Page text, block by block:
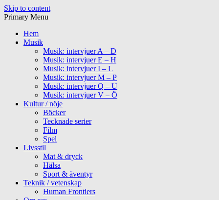
Skip to content
Primary Menu
Hem
Musik
Musik: intervjuer A – D
Musik: intervjuer E – H
Musik: intervjuer I – L
Musik: intervjuer M – P
Musik: intervjuer Q – U
Musik: intervjuer V – Ö
Kultur / nöje
Böcker
Tecknade serier
Film
Spel
Livsstil
Mat & dryck
Hälsa
Sport & äventyr
Teknik / vetenskap
Human Frontiers